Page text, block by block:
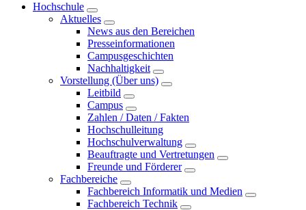
Hochschule
Aktuelles
News aus den Bereichen
Presseinformationen
Campusgeschichten
Nachhaltigkeit
Vorstellung (Über uns)
Leitbild
Campus
Zahlen / Daten / Fakten
Hochschulleitung
Hochschulverwaltung
Beauftragte und Vertretungen
Freunde und Förderer
Fachbereiche
Fachbereich Informatik und Medien
Fachbereich Technik